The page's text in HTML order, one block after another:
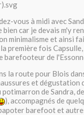
vous à midi avec
bien car je devais m'y
minimalisme et ainsi
première fois
barefooteur de
la route pour Blois
et dégustation
potimarron de Sandra,
), accompagnés de
barefoot et